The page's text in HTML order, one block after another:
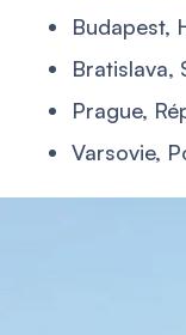
Budapest,
Bratislava,
Prague,
Varsovie,